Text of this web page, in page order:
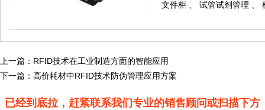
文件柜 、 试管试剂管理 、
上一篇： RFID技术在工业制造方面的智能应用
下一篇： 高价耗材中RFID技术防伪管理应用方案
已经到底拉，赶紧联系我们专业的销售顾问或扫描下方